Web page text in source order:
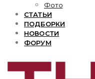
Фото
СТАТЬИ
ПОДБОРКИ
НОВОСТИ
ФОРУМ